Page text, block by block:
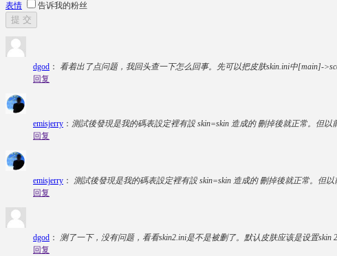
表情 告诉我的粉丝
提 交
dgod ： 看着出了点问题，我回头查一下怎么回事。先可以把皮肤skin.ini中[main]-
回复
emisjerry ： 測試後發現是我的碼表設定裡有設 skin=skin 造成的 刪掉後就正常。但
回复
emisjerry ： 測試後發現是我的碼表設定裡有設 skin=skin 造成的 刪掉後就正常。但以
回复
dgod ： 测了一下，没有问题，看看skin2.ini是不是被删了。默认皮肤应该是设置skin
回复